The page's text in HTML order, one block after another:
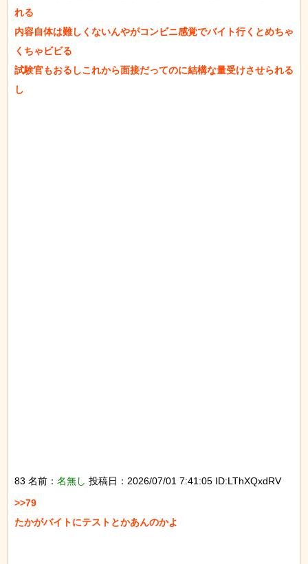
れる
内容自体は難しくないんやがコンビニ感覚でバイト行くとめちゃ
くちゃビビる
試験官もおるしこれから面接だってのに結構な量受けさせられる
し
83 名前： 名無し 投稿日：2026/07/01 7:41:05 ID:LThXQxdRV
>>79
たかがバイトにテストとかあんのかよ